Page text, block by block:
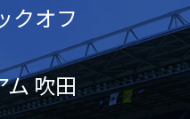
クオフ
吹田